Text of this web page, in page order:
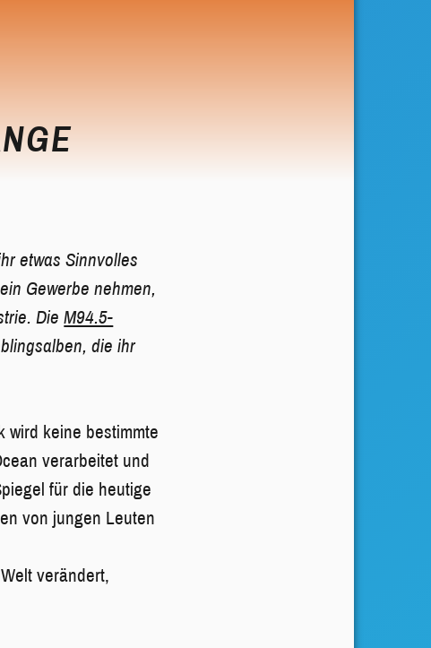
etwas Sinnvolles
Gewerbe nehmen,
DieM94.5-
die ihr
wird keine bestimmte
verarbeitet und
für die heutige
von jungen Leuten
verändert,